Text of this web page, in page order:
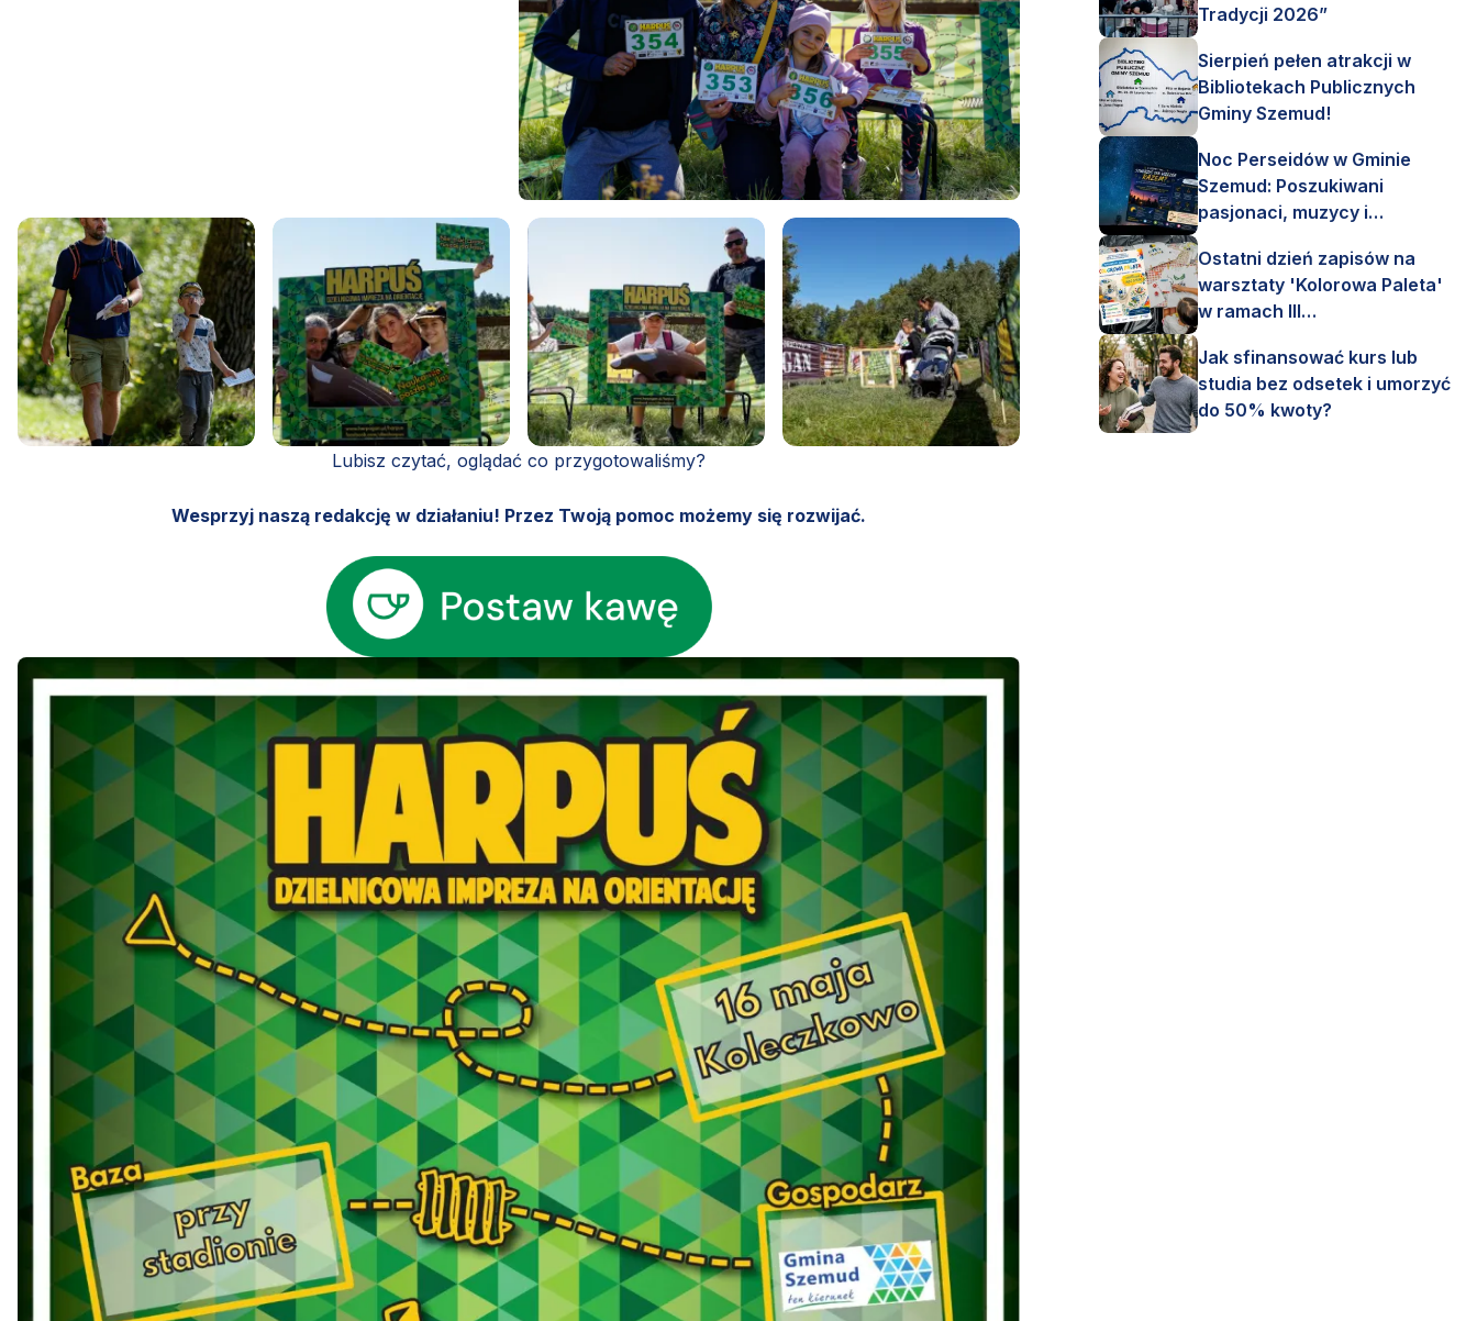
Lubisz czytać, oglądać co przygotowaliśmy?
Wesprzyj naszą redakcję w działaniu! Przez Twoją pomoc możemy się rozwijać.
Tradycji 2026”
Sierpień pełen atrakcji w
Bibliotekach Publicznych
Gminy Szemud!
Noc Perseidów w Gminie
Szemud: Poszukiwani
pasjonaci, muzycy i
Ostatni dzień zapisów na
warsztaty 'Kolorowa Paleta'
w ramach III
Artystycznego.
Jak sfinansować kurs lub
studia bez odsetek i umorzyć
do 50% kwoty?